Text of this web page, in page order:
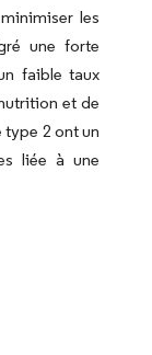
les
une forte
faible taux
et de
2 ont un
liée à une